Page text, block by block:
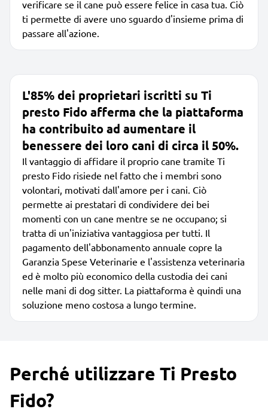
verificare se il cane può essere felice in casa tua. Ciò
ti permette di avere uno sguardo d'insieme prima di
passare all'azione.
L'85% dei proprietari iscritti su Ti
presto Fido afferma che la piattaforma
ha contribuito ad aumentare il
benessere dei loro cani di circa il 50%.
Il vantaggio di affidare il proprio cane tramite Ti
presto Fido risiede nel fatto che i membri sono
volontari, motivati dall'amore per i cani. Ciò
permette ai prestatari di condividere dei bei
momenti con un cane mentre se ne occupano; si
tratta di un'iniziativa vantaggiosa per tutti. Il
pagamento dell'abbonamento annuale copre la
Garanzia Spese Veterinarie e l'assistenza veterinaria
ed è molto più economico della custodia dei cani
nelle mani di dog sitter. La piattaforma è quindi una
soluzione meno costosa a lungo termine.
Perché utilizzare Ti Presto
Fido?